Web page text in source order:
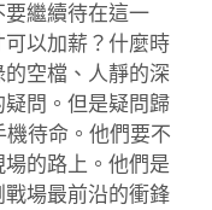
繼續待在這一
以加薪？什麼時
空檔、人靜的深
問。但是疑問歸
待命。他們要不
的路上。他們是
場最前沿的衝鋒